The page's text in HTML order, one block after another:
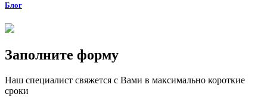
Блог
Заполните форму
Наш специалист свяжется с Вами в максимально короткие
сроки